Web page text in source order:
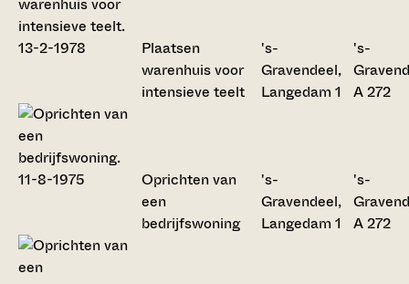
Plaatsen
warenhuis voor
intensieve teelt
's-
Gravendeel,
Langedam 1
's-
A 272
Oprichten van
een
bedrijfswoning
's-
Gravendeel,
Langedam 1
's-
A 272